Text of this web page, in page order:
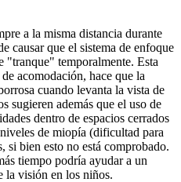
a la misma distancia durante
causar que el sistema de enfoque
"tranque" temporalmente. Esta
acomodación, hace que la
cuando levanta la vista de
sugieren además que el uso de
dentro de espacios cerrados
de miopía (dificultad para
si bien esto no está comprobado.
tiempo podría ayudar a un
la visión en los niños.